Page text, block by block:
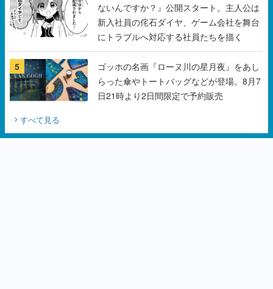
ないんですか？』公開スタート。主人公は
新入社員の侘石ダイヤ、ゲーム会社を舞台
にトラブルへ対応する社員たちを描く
5
ゴッホの名画『ローヌ川の星月夜』をあし
らった傘やトートバッグなどが登場。8月7
日21時より2日間限定で予約販売
すべて見る